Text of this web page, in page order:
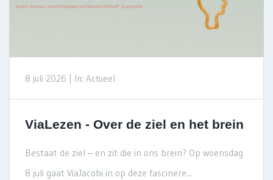
8 juli 2026 | In: Actueel
ViaLezen - Over de ziel en het brein
Bestaat de ziel – en zit die in ons brein? Op woensdag
8 juli gaat ViaJacobi in op deze fascinere...